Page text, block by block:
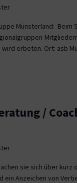
Münsterland: Beim
erbeten. Ort: asb
/
sie sich über kurz
Anzeichen von